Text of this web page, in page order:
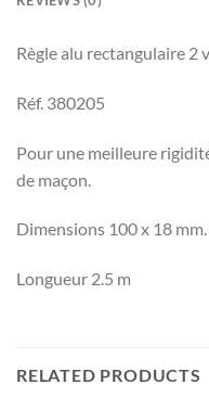
Règle alu rectangulaire 2
Réf. 380205
Pour une meilleure
de maçon.
Dimensions 100 x 18
Longueur 2.5 m
RELATED PRODUCTS